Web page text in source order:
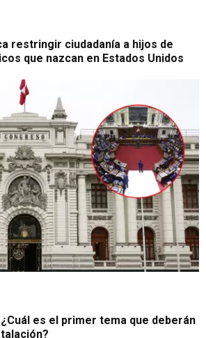
restringir ciudadanía a hijos de
que nazcan en Estados Unidos
es el primer tema que deberán